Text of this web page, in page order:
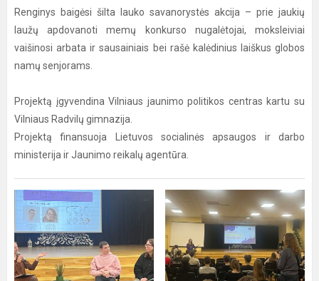
Renginys baigėsi šilta lauko savanorystės akcija – prie jaukių
laužų apdovanoti memų konkurso nugalėtojai, moksleiviai
vaišinosi arbata ir sausainiais bei rašė kalėdinius laiškus globos
namų senjorams.
Projektą įgyvendina Vilniaus jaunimo politikos centras kartu su
Vilniaus Radvilų gimnazija.
Projektą finansuoja Lietuvos socialinės apsaugos ir darbo
ministerija ir Jaunimo reikalų agentūra.